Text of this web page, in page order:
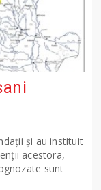
și au instituit
acestora,
sunt